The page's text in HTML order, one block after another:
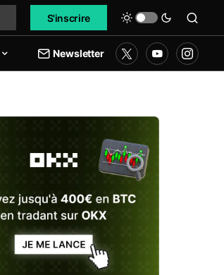
S'inscrire
Newsletter